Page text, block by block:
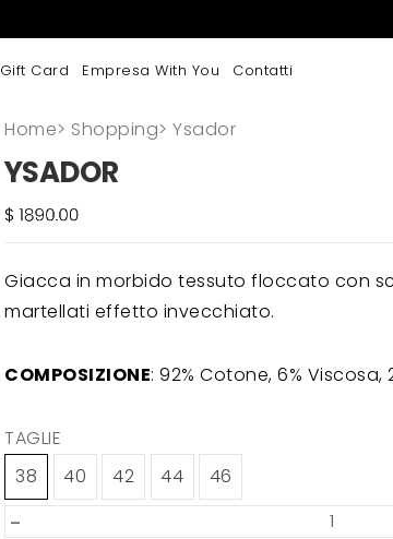
Gift Card Empresa With You Contatti
Home> Shopping> Ysador
YSADOR
Giacca in morbido tessuto floccato con
martellati effetto invecchiato.
COMPOSIZIONE: 92% Cotone, 6% Viscosa,
TAGLIE
38
40 42 44 46
-